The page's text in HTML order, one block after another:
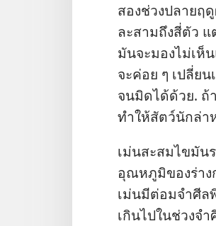
สอง​ช่วง​ปลาย​ฤ
ละ​สาม​ถึง​สี่​ตัว
มัน​จะ​มอง​ไม่​เห็
จะ​ค่อย ๆ เปลี่ย
จน​มิด​ได้​ด้วย.
ทำ​ให้​สัตว์​นัก​ล่า​
เม่น​สะสม​ไขมัน​
อุณหภูมิ​ของ​ร่าง​
เม่น​มี​ต่อม​จำศีล​
เกิน​ไป​ใน​ช่วง​จ